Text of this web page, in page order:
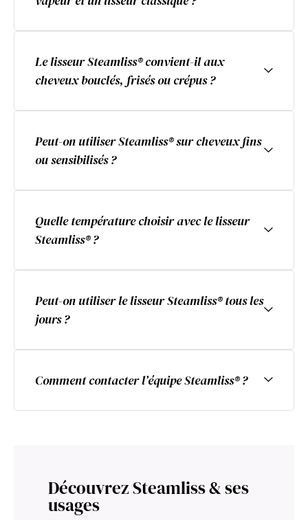
Le lisseur Steamliss® convient-il aux
cheveux bouclés, frisés ou crépus ?
Peut-on utiliser Steamliss® sur cheveux fins
ou sensibilisés ?
Quelle température choisir avec le lisseur
Steamliss® ?
Peut-on utiliser le lisseur Steamliss® tous les
jours ?
Comment contacter l’équipe Steamliss® ?
Découvrez Steamliss & ses
usages